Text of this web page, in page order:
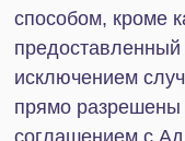
работоспособность,
потребностям
ссылки на которые
Сайте. Администратор
условиях не несёт
любой вред, который
Пользователю в